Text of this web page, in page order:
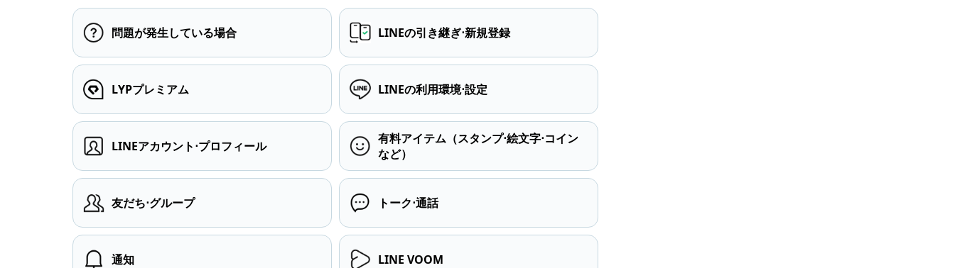
問題が発生している場合 LINEの引き継ぎ⋅新規登録
LYPプレミアム LINEの利用環境⋅設定
LINEアカウント⋅プロフィール
有料アイテム（スタンプ⋅絵文字⋅コイン
など）
友だち⋅グループ トーク⋅通話
通知 LINE VOOM